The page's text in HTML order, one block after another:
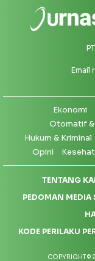
Email
Ekonomi
Otomatif &
Hukum & Kriminal
Opini
TENTANG
PEDOMAN MEDIA
KODE PERILAKU
COPYRIGHT ©